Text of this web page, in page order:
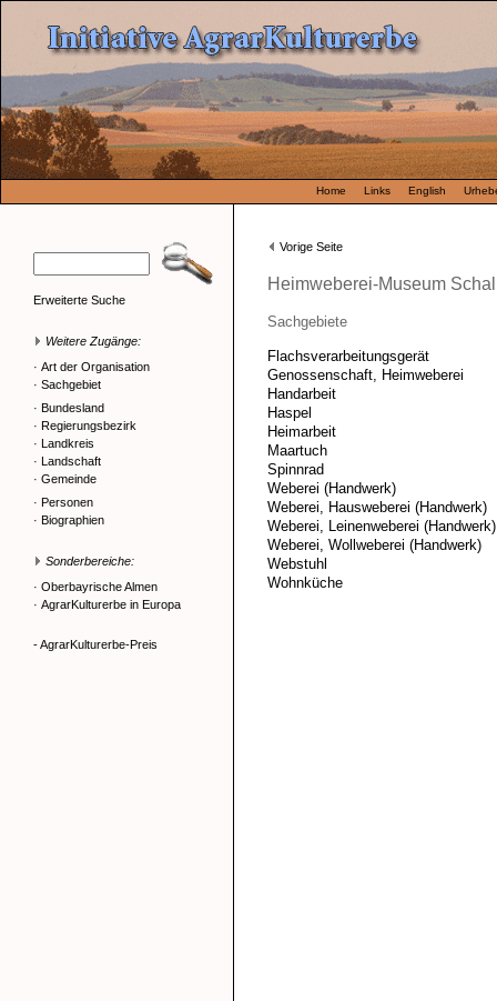
Home Links English
Erweiterte Suche
Weitere Zugänge:
· Art der Organisation
· Sachgebiet
· Bundesland
· Regierungsbezirk
· Landkreis
· Landschaft
· Gemeinde
· Personen
· Biographien
Sonderbereiche:
· Oberbayrische Almen
· AgrarKulturerbe in Europa
- AgrarKulturerbe-Preis
Vorige Seite
Heimweberei-Museum
Sachgebiete
Flachsverarbeitungsgerät
Genossenschaft, Heimweberei
Handarbeit
Haspel
Heimarbeit
Maartuch
Spinnrad
Weberei (Handwerk)
Weberei, Hausweberei (Handwerk)
Weberei, Leinenweberei (Handwerk)
Weberei, Wollweberei (Handwerk)
Webstuhl
Wohnküche